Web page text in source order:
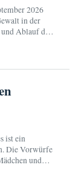
2026
in der
Ablauf der
ist ein
Die Vorwürfe
und